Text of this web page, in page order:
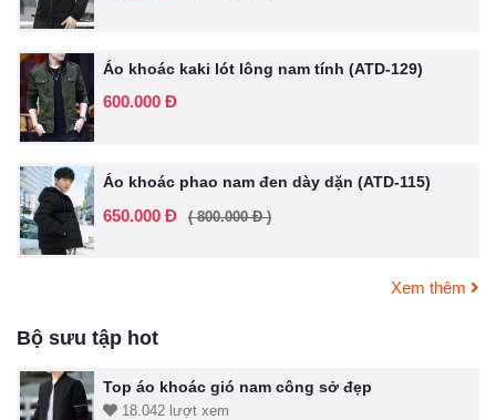
Áo khoác kaki lót lông nam tính (ATD-129)
600.000 Đ
Áo khoác phao nam đen dày dặn (ATD-115)
650.000 Đ ( 800.000 Đ )
Xem thêm
Bộ sưu tập hot
Top áo khoác gió nam công sở đẹp
18.042 lượt xem